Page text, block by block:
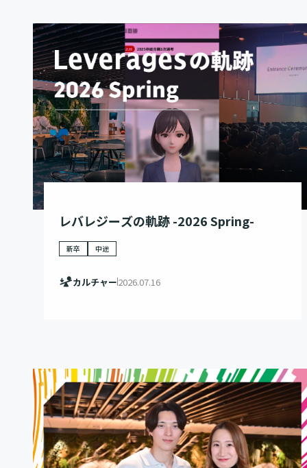
レバレジーズの軌跡 -2026 Spring-
新卒 中途
カルチャー2026.07.16